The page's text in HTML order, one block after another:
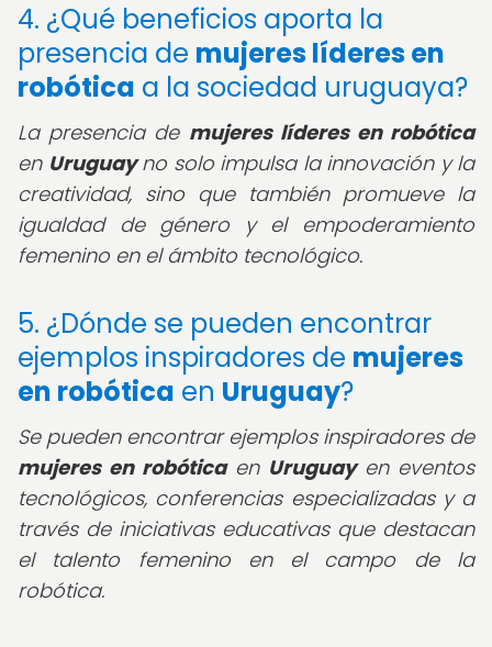
4. ¿Qué beneficios aporta la
presencia de mujeres líderes en
robótica a la sociedad uruguaya?
La presencia de mujeres líderes en robótica
en Uruguayno solo impulsa la innovación y la
creatividad, sino que también promueve la
igualdad de género y el empoderamiento
femenino en el ámbito tecnológico.
5. ¿Dónde se pueden encontrar
ejemplos inspiradores de mujeres
en robótica en Uruguay?
Se pueden encontrar ejemplos inspiradores de
mujeres en robóticaen Uruguayen eventos
tecnológicos, conferencias especializadas y a
través de iniciativas educativas que destacan
el talento femenino en el campo de la
robótica.